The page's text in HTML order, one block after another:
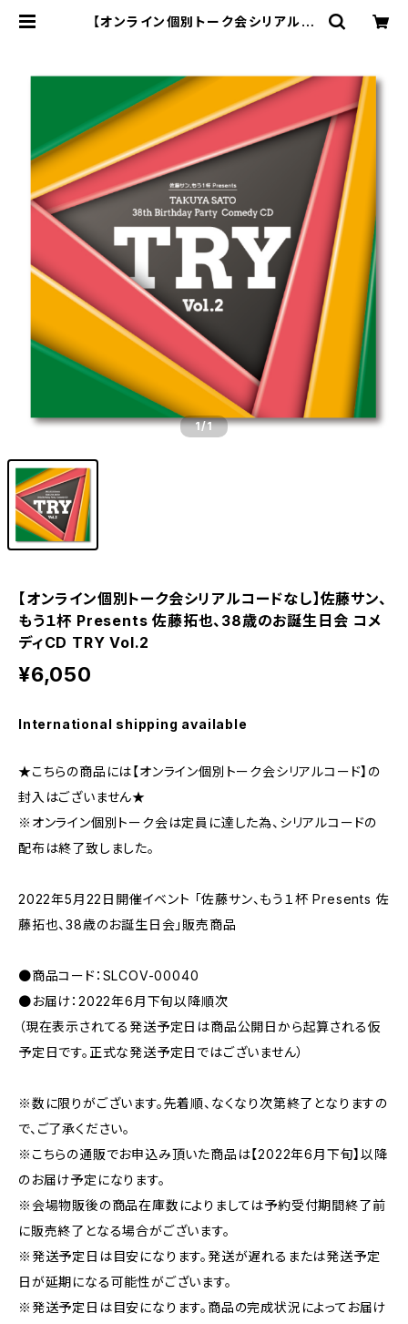
【オンライン個別トーク会シリアルコ
INE ONLINE SHOP
1/1
【オンライン個別トーク会シリアルコードなし】佐藤サン、
もう１杯 Presents 佐藤拓也、38歳のお誕生日会 コメ
ディCD TRY Vol.2
¥6,050
International shipping available
★こちらの商品には【オンライン個別トーク会シリアルコード】の
封入はございません★
※オンライン個別トーク会は定員に達した為、シリアルコードの
配布は終了致しました。
2022年5月22日開催イベント 「佐藤サン、もう１杯 Presents 佐
藤拓也、38歳のお誕生日会」販売商品
●商品コード：SLCOV-00040
●お届け：2022年6月下旬以降順次
（現在表示されてる発送予定日は商品公開日から起算される仮
予定日です。正式な発送予定日ではございません）
※数に限りがございます。先着順、なくなり次第終了となりますの
で、ご了承ください。
※こちらの通販でお申込み頂いた商品は【2022年6月下旬】以降
のお届け予定になります。
※会場物販後の商品在庫数によりましては予約受付期間終了前
に販売終了となる場合がございます。
※発送予定日は目安になります。発送が遅れるまたは発送予定
日が延期になる可能性がございます。
※発送予定日は目安になります。商品の完成状況によってお届け